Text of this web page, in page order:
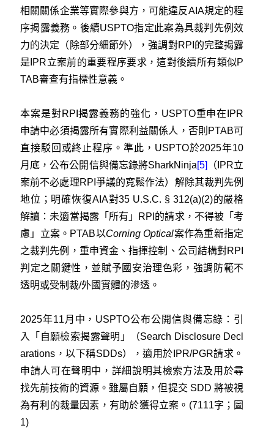
相關關係企業等實際參與方，可能違反AIA規定的程
序揭露義務。後續USPTO指定此案為具裁判先例效
力的決定（除部分細節外），強調對RPI的完整揭露
是IPR立案前的重要程序要求，這對後續所有類似P
TAB審查有指標性意義。
本案是對RPI揭露義務的強化，USPTO重申在IPR
申請中必須揭露所有實際利益關係人，否則PTAB可
直接駁回或終止程序。準此，USPTO於2025年10
月底，公布公開信與備忘錄將SharkNinja[5]
（IPR立
案前不必處理RPI爭議的寬鬆作法）解除其裁判先例
地位；明確恢復AIA對35 U.S.C. § 312(a)(2)的嚴格
解讀：未適當揭露「所有」RPI的請求，不得被「考
慮」立案。PTAB以Corning Optical案作為重新指定
之裁判先例，重申資金、指揮控制、公司結構對RPI
判定之關鍵性，並賦予國安治理色彩，強調防範不
透明或受制裁/外國實體的滲透。
2025年11月中，USPTO公布公開信與備忘錄：引
入「自願檢索揭露聲明」（Search Disclosure Decl
arations，以下稱SDDs），適用於IPR/PGR請求。
申請人可在聲明中，詳細說明其檢索方法及用於尋
找先前技術的資源。雖屬自願，但提交 SDD 將被視
為有利的裁量因素，有助於獲得立案。(7111字；圖
1)